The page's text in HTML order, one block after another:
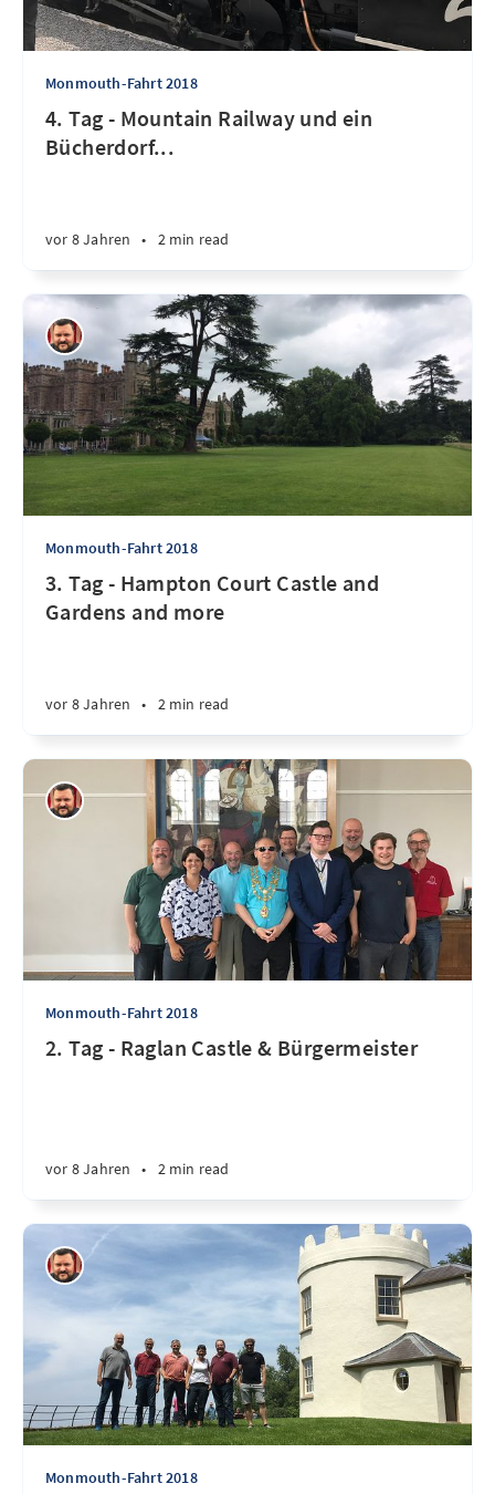
Monmouth-Fahrt 2018
4. Tag - Mountain Railway und ein
Bücherdorf...
vor 8 Jahren • 2 min read
Monmouth-Fahrt 2018
3. Tag - Hampton Court Castle and
Gardens and more
vor 8 Jahren • 2 min read
Monmouth-Fahrt 2018
2. Tag - Raglan Castle & Bürgermeister
vor 8 Jahren • 2 min read
Monmouth-Fahrt 2018